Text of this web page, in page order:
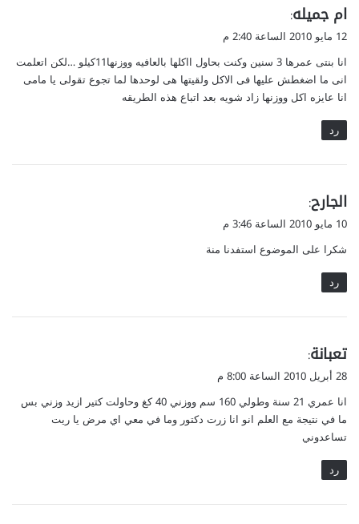
ي
ق
ل
ام جميله:
12 مايو 2010 الساعة 2:40 م
انا بنتى عمرها 3 سنين وكنت بحاول ااكلها بالعافيه ووزنها11كيلو …لكن اتعلمت
انى ما اضغطش عليها فى الاكل ولقيتها هى لوحدها لما تجوع تقولى يا مامى
انا عايزه اكل ووزنها زاد شويه بعد اتباع هذه الطريقه
رد
ي
ق
ل
الجارح:
10 مايو 2010 الساعة 3:46 م
شكرا على الموضوع استفدنا منة
رد
ي
ق
ل
تعبانة:
28 أبريل 2010 الساعة 8:00 م
انا عمري 21 سنة وطولي 160 سم ووزني 40 كغ وحاولت كتير ازيد وزني بس
ما في نتيجة مع العلم انو انا زرت دكتور وما في معي اي مرض يا ريت
تساعدوني
رد